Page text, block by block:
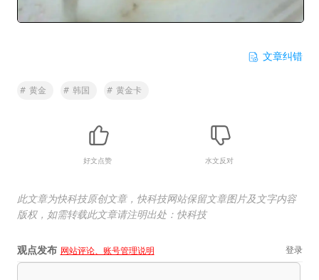
文章纠错
# 黄金 # 韩国 # 黄金卡
好文点赞 水文反对
此文章为快科技原创文章，快科技网站保留文章图片及文字内容
版权，如需转载此文章请注明出处：快科技
观点发布 网站评论、账号管理说明 登录